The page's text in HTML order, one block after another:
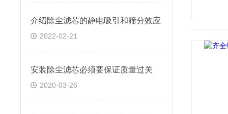
介绍除尘滤芯的静电吸引和筛分效应
2022-02-21
安装除尘滤芯必须要保证质量过关
2020-03-26